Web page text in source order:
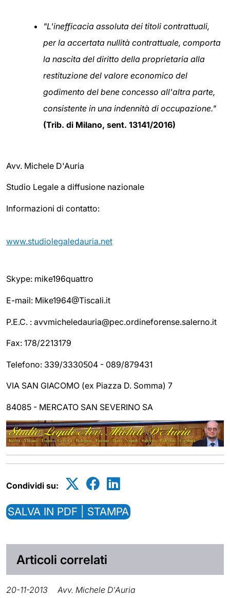
"L'inefficacia assoluta dei titoli contrattuali,
per la accertata nullità contrattuale, comporta
la nascita del diritto della proprietaria alla
restituzione del valore economico del
godimento del bene concesso all'altra parte,
consistente in una indennità di occupazione."
(Trib. di Milano, sent. 13141/2016)
Avv. Michele D'Auria
Studio Legale a diffusione nazionale
Informazioni di contatto:
www.studiolegaledauria.net
Skype: mike196quattro
E-mail: Mike1964@Tiscali.it
P.E.C. : avvmicheledauria@pec.ordineforense.salerno.it
Fax: 178/2213179
Telefono: 339/3330504 - 089/879431
VIA SAN GIACOMO (ex Piazza D. Somma) 7
84085 - MERCATO SAN SEVERINO SA
Condividi su:
SALVA IN PDF | STAMPA
Articoli correlati
20-11-2013 Avv. Michele D'Auria